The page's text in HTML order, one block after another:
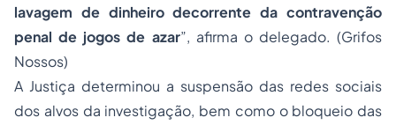
lavagem de dinheiro decorrente da contravenção
penal de jogos de azar”, afirma o delegado. (Grifos
Nossos)
A Justiça determinou a suspensão das redes sociais
dos alvos da investigação, bem como o bloqueio das